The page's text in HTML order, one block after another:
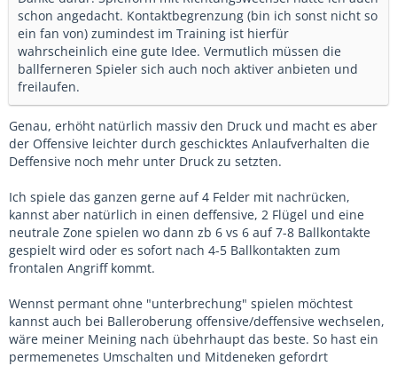
schon angedacht. Kontaktbegrenzung (bin ich sonst nicht so
ein fan von) zumindest im Training ist hierfür
wahrscheinlich eine gute Idee. Vermutlich müssen die
ballferneren Spieler sich auch noch aktiver anbieten und
freilaufen.
Genau, erhöht natürlich massiv den Druck und macht es aber
der Offensive leichter durch geschicktes Anlaufverhalten die
Deffensive noch mehr unter Druck zu setzten.
Ich spiele das ganzen gerne auf 4 Felder mit nachrücken,
kannst aber natürlich in einen deffensive, 2 Flügel und eine
neutrale Zone spielen wo dann zb 6 vs 6 auf 7-8 Ballkontakte
gespielt wird oder es sofort nach 4-5 Ballkontakten zum
frontalen Angriff kommt.
Wennst permant ohne "unterbrechung" spielen möchtest
kannst auch bei Balleroberung offensive/deffensive wechselen,
wäre meiner Meining nach übehrhaupt das beste. So hast ein
permemenetes Umschalten und Mitdeneken gefordrt